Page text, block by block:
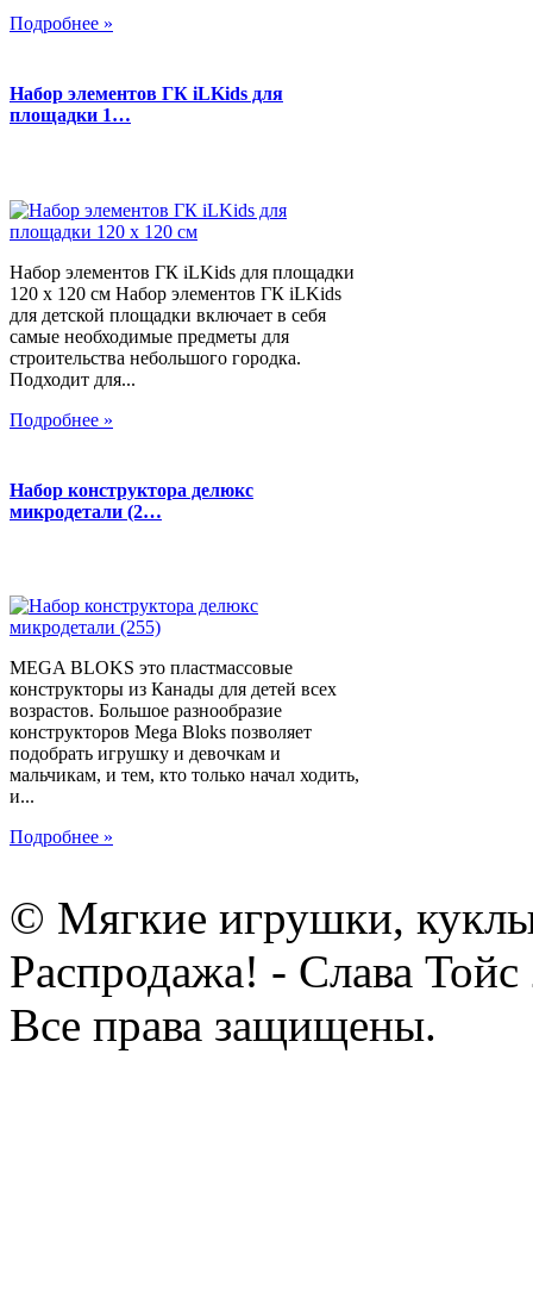
Подробнее »
Набор элементов ГК iLKids для
площадки 1…
Набор элементов ГК iLKids для площадки
120 х 120 см Набор элементов ГК iLKids
для детской площадки включает в себя
самые необходимые предметы для
строительства небольшого городка.
Подходит для...
Подробнее »
Набор конструктора делюкс
микродетали (2…
MEGA BLOKS это пластмассовые
конструкторы из Канады для детей всех
возрастов. Большое разнообразие
конструкторов Mega Bloks позволяет
подобрать игрушку и девочкам и
мальчикам, и тем, кто только начал ходить,
и...
Подробнее »
© Мягкие игрушки,
Распродажа! - Слава Тойс
Все права защищены.